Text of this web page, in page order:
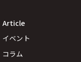
Article
イベント
コラム